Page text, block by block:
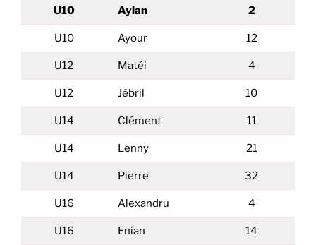
U10 Aylan 2
U10 Ayour 12
U12 Matéi 4
U12 Jébril 10
U14 Clément 11
U14 Lenny 21
U14 Pierre 32
U16 Alexandru 4
U16 Enian 14